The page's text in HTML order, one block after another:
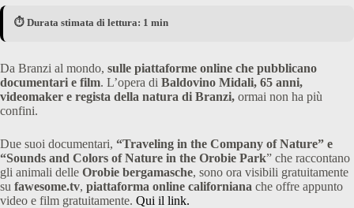
⏱️ Durata stimata di lettura: 1 min
Da Branzi al mondo, sulle piattaforme online che pubblicano
documentari e film. L’opera di Baldovino Midali, 65 anni,
videomaker e regista della natura di Branzi, ormai non ha più
confini.
Due suoi documentari, “Traveling in the Company of Nature” e
“Sounds and Colors of Nature in the Orobie Park” che raccontano
gli animali delle Orobie bergamasche, sono ora visibili gratuitamente
su fawesome.tv, piattaforma online californiana che offre appunto
video e film gratuitamente. Qui il link.